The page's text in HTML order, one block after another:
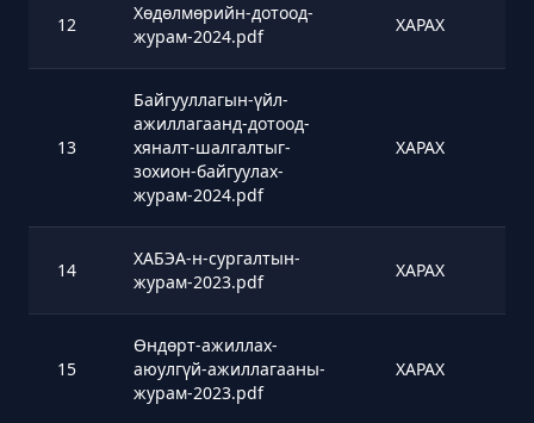
12
Хөдөлмөрийн-дотоод-
журам-2024.pdf
ХАРАХ
13
Байгууллагын-үйл-
ажиллагаанд-дотоод-
хяналт-шалгалтыг-
зохион-байгуулах-
журам-2024.pdf
ХАРАХ
14
ХАБЭА-н-сургалтын-
журам-2023.pdf
ХАРАХ
15
Өндөрт-ажиллах-
аюулгүй-ажиллагааны-
журам-2023.pdf
ХАРАХ